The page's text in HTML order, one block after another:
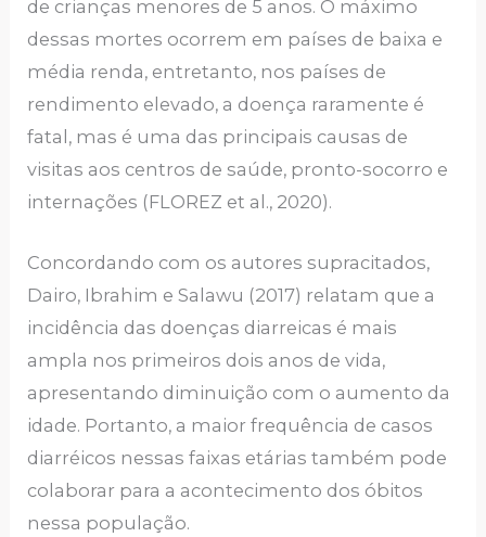
de crianças menores de 5 anos. O máximo
dessas mortes ocorrem em países de baixa e
média renda, entretanto, nos países de
rendimento elevado, a doença raramente é
fatal, mas é uma das principais causas de
visitas aos centros de saúde, pronto-socorro e
internações (FLOREZ et al., 2020).
Concordando com os autores supracitados,
Dairo, Ibrahim e Salawu (2017) relatam que a
incidência das doenças diarreicas é mais
ampla nos primeiros dois anos de vida,
apresentando diminuição com o aumento da
idade. Portanto, a maior frequência de casos
diarréicos nessas faixas etárias também pode
colaborar para a acontecimento dos óbitos
nessa população.